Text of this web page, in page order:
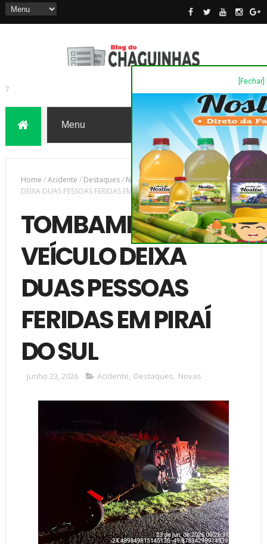
[Fechar]
7
Home /Acidente / Destaques/ Novas/TOMBAMENTO DE VEÍCULO
DEIXA DUAS PESSOAS FERIDAS EM PIRAÍ DO SUL
TOMBAMENTO DE
VEÍCULO DEIXA
DUAS PESSOAS
FERIDAS EM PIRAÍ
DO SUL
junho 23, 2026 Acidente, Destaques, Novas